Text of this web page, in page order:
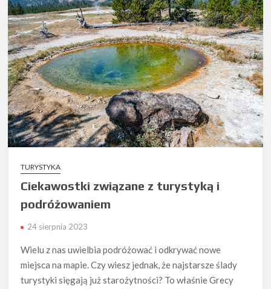
TURYSTYKA
Ciekawostki związane z turystyką i
podróżowaniem
24 sierpnia 2023
Wielu z nas uwielbia podróżować i odkrywać nowe
miejsca na mapie. Czy wiesz jednak, że najstarsze ślady
turystyki sięgają już starożytności? To właśnie Grecy